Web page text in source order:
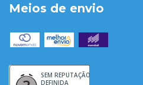
Meios de envio
SEM REPUTAÇÃO
DEFINIDA